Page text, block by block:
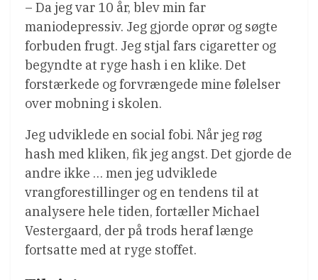
– Da jeg var 10 år, blev min far
maniodepressiv. Jeg gjorde oprør og søgte
forbuden frugt. Jeg stjal fars cigaretter og
begyndte at ryge hash i en klike. Det
forstærkede og forvrængede mine følelser
over mobning i skolen.
Jeg udviklede en social fobi. Når jeg røg
hash med kliken, fik jeg angst. Det gjorde de
andre ikke … men jeg udviklede
vrangforestillinger og en tendens til at
analysere hele tiden, fortæller Michael
Vestergaard, der på trods heraf længe
fortsatte med at ryge stoffet.